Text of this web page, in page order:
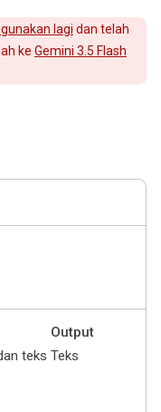
lagi dan telah
ke Gemini 3.5 Flash
teks
Output
Teks